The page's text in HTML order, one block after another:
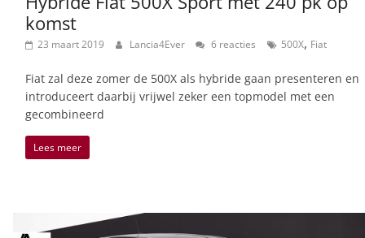
komst
23 maart 2019 Lancia4Ever 6 reacties 500X, Fiat
Fiat zal deze zomer de 500X als hybride gaan presenteren en
introduceert daarbij vrijwel zeker een topmodel met een
gecombineerd
Lees meer